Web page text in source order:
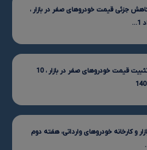
جزئی قیمت خودروهای صفر در بازار ،
تحلیل تثبیت قیمت خودروهای صفر در بازار ، 10
و کارخانه خودروهای وارداتی، هفته دوم